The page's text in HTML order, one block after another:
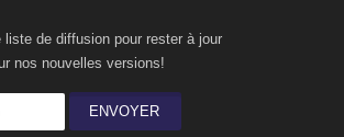
de diffusion pour rester à jour
nos nouvelles versions!
ENVOYER